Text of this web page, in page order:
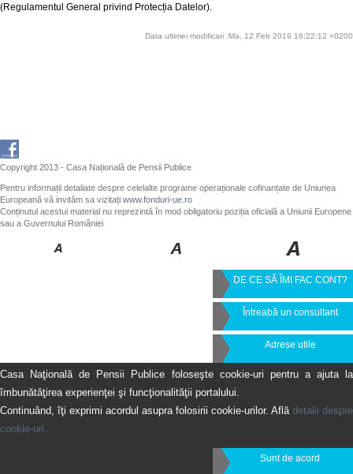
(Regulamentul General privind Protecția Datelor).
Data ultimei modificari :Ma, 12 Feb 2019 16:22:12 +0200
Copyright 2013 - Casa Națională de Pensii Publice
Pentru informații detaliate despre celelalte programe operaționale cofinanțate de Uniunea
Europeană vă invităm sa vizitați www.fonduri-ue.ro
Conținutul acestui material nu reprezintă în mod obligatoriu poziția oficială a Uniunii Europene
sau a Guvernului României
DE CE SĂ ÎMI FAC CONT?
Întreabă un consultant
Adrese utile
Casa Naţională de Pensii Publice foloseşte cookie-uri pentru a ajuta la
îmbunătăţirea experienţei şi funcţionalităţii portalului.
Continuând, îţi exprimi acordul asupra folosirii cookie-urilor. Află detalii despre
cookie-uri.
Sunt de acord